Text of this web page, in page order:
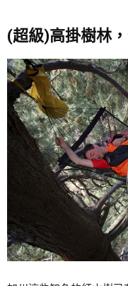
(超級)高掛樹林